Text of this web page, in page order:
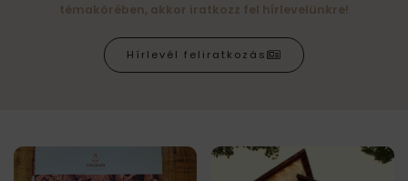
témakörében, akkor iratkozz fel hírlevelünkre!
Hírlevél feliratkozás